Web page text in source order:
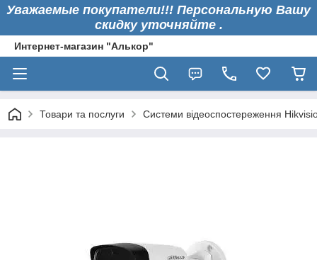
Уважаемые покупатели!!! Персональную Вашу
скидку уточняйте .
Интернет-магазин "Алькор"
Товари та послуги Системи відеоспостереження